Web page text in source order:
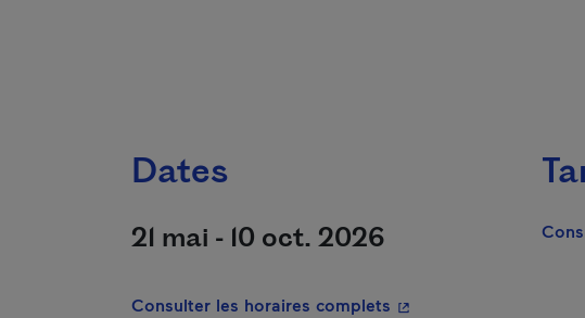
Dates
21 mai - 10 oct. 2026
Consulter les horaires complets - Cet hyperlien